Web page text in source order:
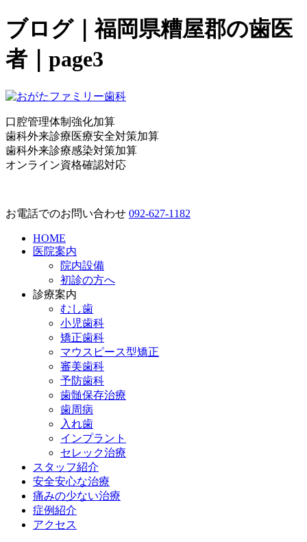
ブログ｜福岡県糟屋郡の歯医
者｜page3
口腔管理体制強化加算
歯科外来診療医療安全対策加算
歯科外来診療感染対策加算
オンライン資格確認対応
お電話でのお問い合わせ 092-627-1182
HOME
医院案内
院内設備
初診の方へ
診療案内
むし歯
小児歯科
矯正歯科
マウスピース型矯正
審美歯科
予防歯科
歯髄保存治療
歯周病
入れ歯
インプラント
セレック治療
スタッフ紹介
安全安心な治療
痛みの少ない治療
症例紹介
アクセス